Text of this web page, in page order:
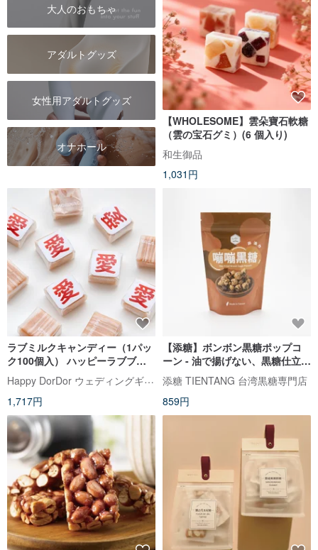
大人のおもちゃ
アダルトグッズ
女性用アダルトグッズ
オナホール
【WHOLESOME】雲朵寶石軟糖
（雲の宝石グミ）(6 個入り)
和生御品
1,031円
ラブミルクキャンディー（1パッ
ク100個入） ハッピーラブブレ
ッシング レストラン サンキュー
バレンタインアクティビティ
Happy DorDor ウェディングギフト・フラワーギフト専門店
1,717円
【添糖】ボンボン黒糖ポップコ
ーン - 油で揚げない、黒糖仕立
て、パーティーに最適、オフィ
ススナック
添糖 TIENTANG 台湾黒糖専門店
859円